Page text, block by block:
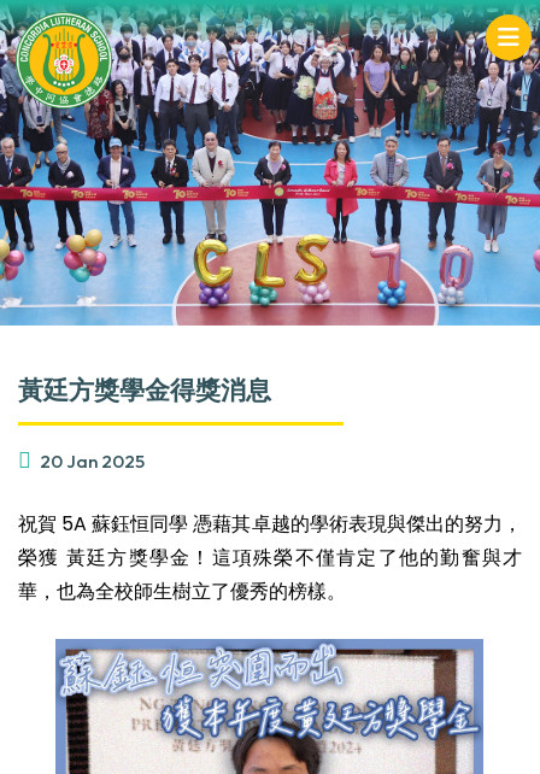
黃廷方獎學金得獎消息
20 Jan 2025
祝賀 5A 蘇鈺恒同學 憑藉其卓越的學術表現與傑出的努力，
榮獲 黃廷方獎學金！這項殊榮不僅肯定了他的勤奮與才
華，也為全校師生樹立了優秀的榜樣。